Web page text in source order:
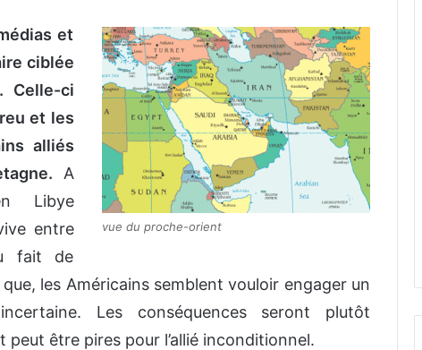
vue du proche-orient
et
ciblée
Celle-ci
et les
alliés
A
Libye
entre
fait de
que, les Américains semblent vouloir engager un
Les conséquences seront plutôt
être pires pour l’allié inconditionnel.